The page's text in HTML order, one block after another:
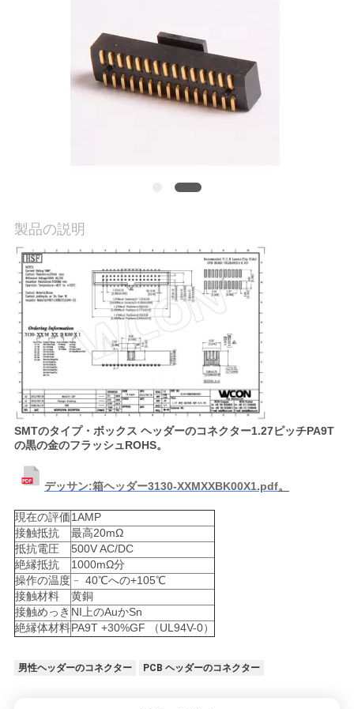
連
絡
し
な
さ
い
引
を
要
求
し
な
い
製品の説明
SMTのタイプ・ボックス ヘッダーのコネクター1.27ピッチPA9T
の黒の金のフラッシュROHS。
デッサン:箱ヘッダー3130-XXMXXBK00X1.pdf。
現在の評価1AMP
接触抵抗
最高20mΩ
抵抗電圧
500V AC/DC
絶縁抵抗
1000mΩ分
操作の温度 ﹣ 40℃への+105℃
接触材料
黄銅
接触めっき NI上のAuかSn
絶縁体材料PA9T +30%GF （UL94V-0）
男性ヘッダーのコネクター PCB ヘッダーのコネクター